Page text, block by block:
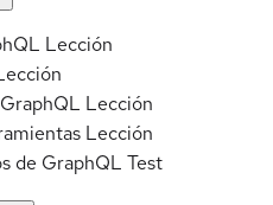
Lección
Lección
Lección
de GraphQL Test